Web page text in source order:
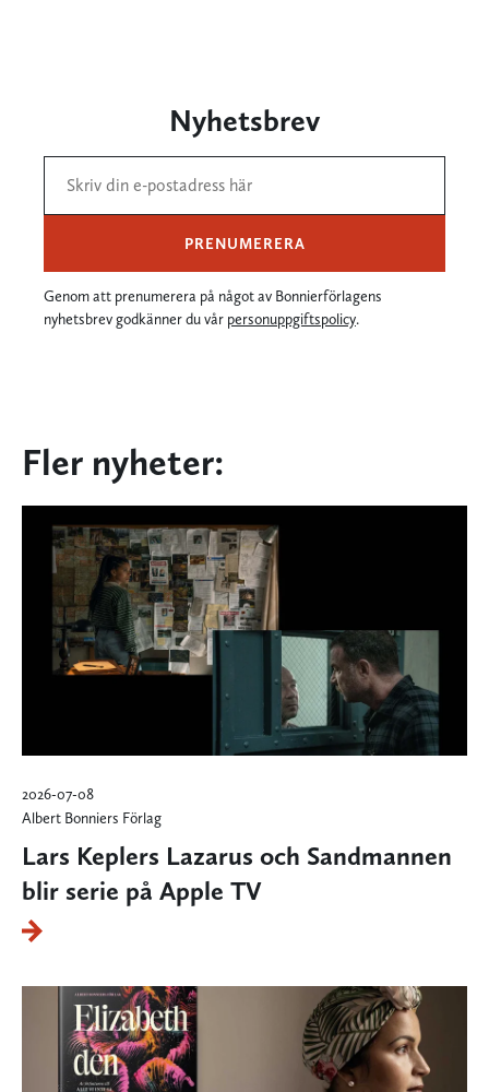
Nyhetsbrev
PRENUMERERA
Genom att prenumerera på något av Bonnierförlagens
nyhetsbrev godkänner du vår personuppgiftspolicy.
Fler nyheter:
2026-07-08
Albert Bonniers Förlag
Lars Keplers Lazarus och Sandmannen
blir serie på Apple TV